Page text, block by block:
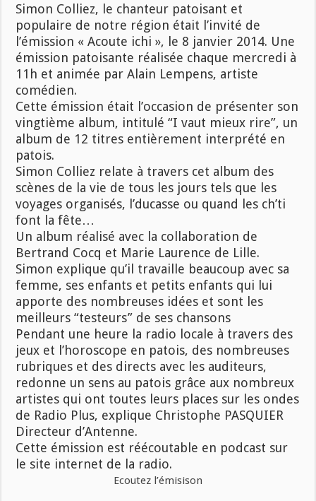
Simon Colliez, le chanteur patoisant et
populaire de notre région était l’invité de
l’émission « Acoute ichi », le 8 janvier 2014. Une
émission patoisante réalisée chaque mercredi à
11h et animée par Alain Lempens, artiste
comédien.
Cette émission était l’occasion de présenter son
vingtième album, intitulé “I vaut mieux rire”, un
album de 12 titres entièrement interprété en
patois.
Simon Colliez relate à travers cet album des
scènes de la vie de tous les jours tels que les
voyages organisés, l’ducasse ou quand les ch’ti
font la fête…
Un album réalisé avec la collaboration de
Bertrand Cocq et Marie Laurence de Lille.
Simon explique qu’il travaille beaucoup avec sa
femme, ses enfants et petits enfants qui lui
apporte des nombreuses idées et sont les
meilleurs “testeurs” de ses chansons
Pendant une heure la radio locale à travers des
jeux et l’horoscope en patois, des nombreuses
rubriques et des directs avec les auditeurs,
redonne un sens au patois grâce aux nombreux
artistes qui ont toutes leurs places sur les ondes
de Radio Plus, explique Christophe PASQUIER
Directeur d’Antenne.
Cette émission est réécoutable en podcast sur
le site internet de la radio.
Ecoutez l’émisison